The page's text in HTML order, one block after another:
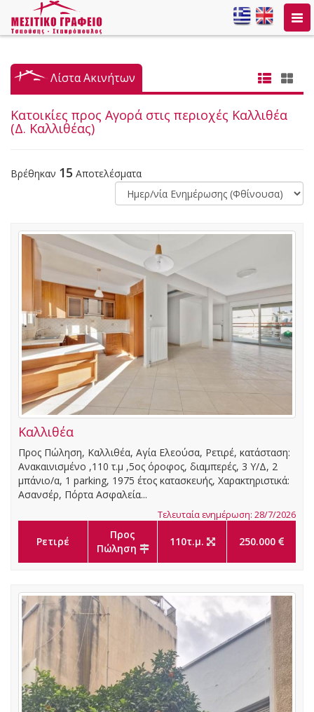
Λίστα Ακινήτων
Κατοικίες προς Αγορά στις περιοχές Καλλιθέα
(Δ. Καλλιθέας)
Βρέθηκαν 15 Αποτελέσματα
Καλλιθέα
Προς Πώληση, Καλλιθέα, Αγία Ελεούσα, Ρετιρέ, κατάσταση:
Ανακαινισμένο ,110 τ.μ ,5ος όροφος, διαμπερές, 3 Υ/Δ, 2
μπάνιο/α, 1 parking, 1975 έτος κατασκευής, Χαρακτηριστικά:
Ασανσέρ, Πόρτα Ασφαλεία...
Τελευταία ενημέρωση: 28/7/2026
Ρετιρέ
Προς
Πώληση
110τ.μ. 250.000